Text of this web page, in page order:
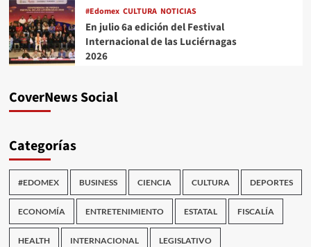
#Edomex CULTURA NOTICIAS
En julio 6a edición del Festival
Internacional de las Luciérnagas
2026
CoverNews Social
Categorías
#EDOMEX BUSINESS CIENCIA CULTURA DEPORTES
ECONOMÍA ENTRETENIMIENTO ESTATAL FISCALÍA
HEALTH INTERNACIONAL LEGISLATIVO